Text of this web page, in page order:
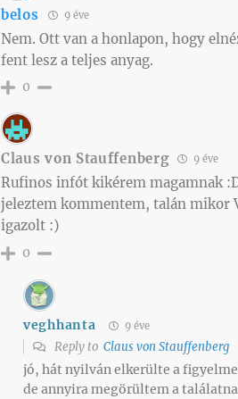
belos 9 éve
Nem. Ott van a honlapon, hogy
fent lesz a teljes anyag.
0
Claus von Stauffenberg 9 éve
Rufinos infót kikérem magamnak
jeleztem kommentem, talán mikor
igazolt :)
0
veghhanta 9 éve
Reply to Claus von Stauffenberg
jó, hát nyilván elkerülte a
de annyira megörültem a